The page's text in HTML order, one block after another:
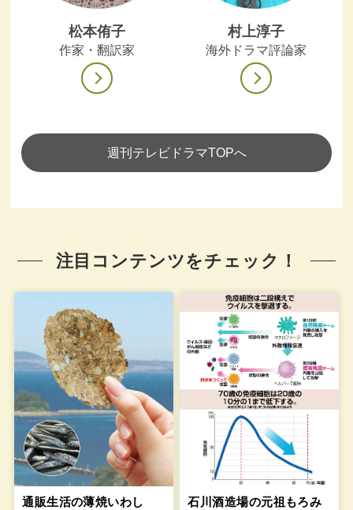
松本侑子
作家・翻訳家
村上淳子
海外ドラマ評論家
週刊テレビドラマTOPへ
注目コンテンツをチェック！
通販生活の薄焼いわし 石川酒造場の元祖もろみ